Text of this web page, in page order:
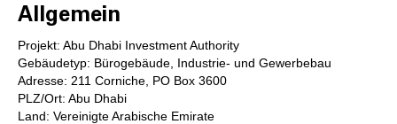
Allgemein
Projekt: Abu Dhabi Investment Authority
Gebäudetyp: Bürogebäude, Industrie- und Gewerbebau
Adresse: 211 Corniche, PO Box 3600
PLZ/Ort: Abu Dhabi
Land: Vereinigte Arabische Emirate